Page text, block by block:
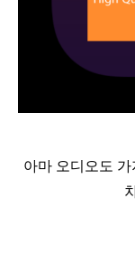
아마 오디오도